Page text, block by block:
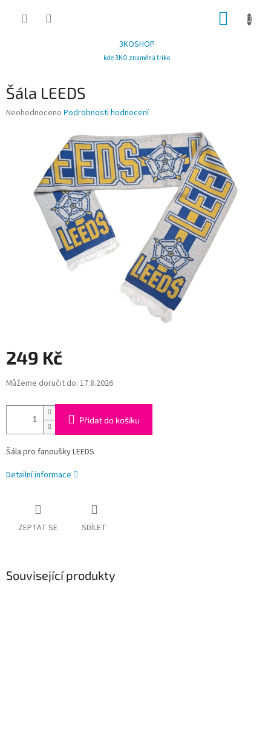
3KOSHOP
kde 3KO znaméná triko
Šála LEEDS
Průměrné
hvězdiček.
Neohodnoceno Podrobnosti hodnocení
249 Kč
Měrná
cena:
Můžeme doručit do: 17.8.2026
Přidat do košíku
Šála pro fanoušky LEEDS
Detailní informace
ZEPTAT SE SDÍLET
Související produkty